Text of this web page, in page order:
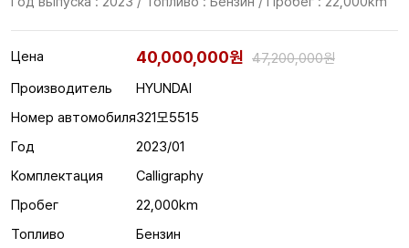
Цена 40,000,000원 47,200,000원
Производитель
HYUNDAI
Номер автомобиля321모5515
Год
2023/01
Комплектация
Calligraphy
Пробег
22,000km
Топливо
Бензин